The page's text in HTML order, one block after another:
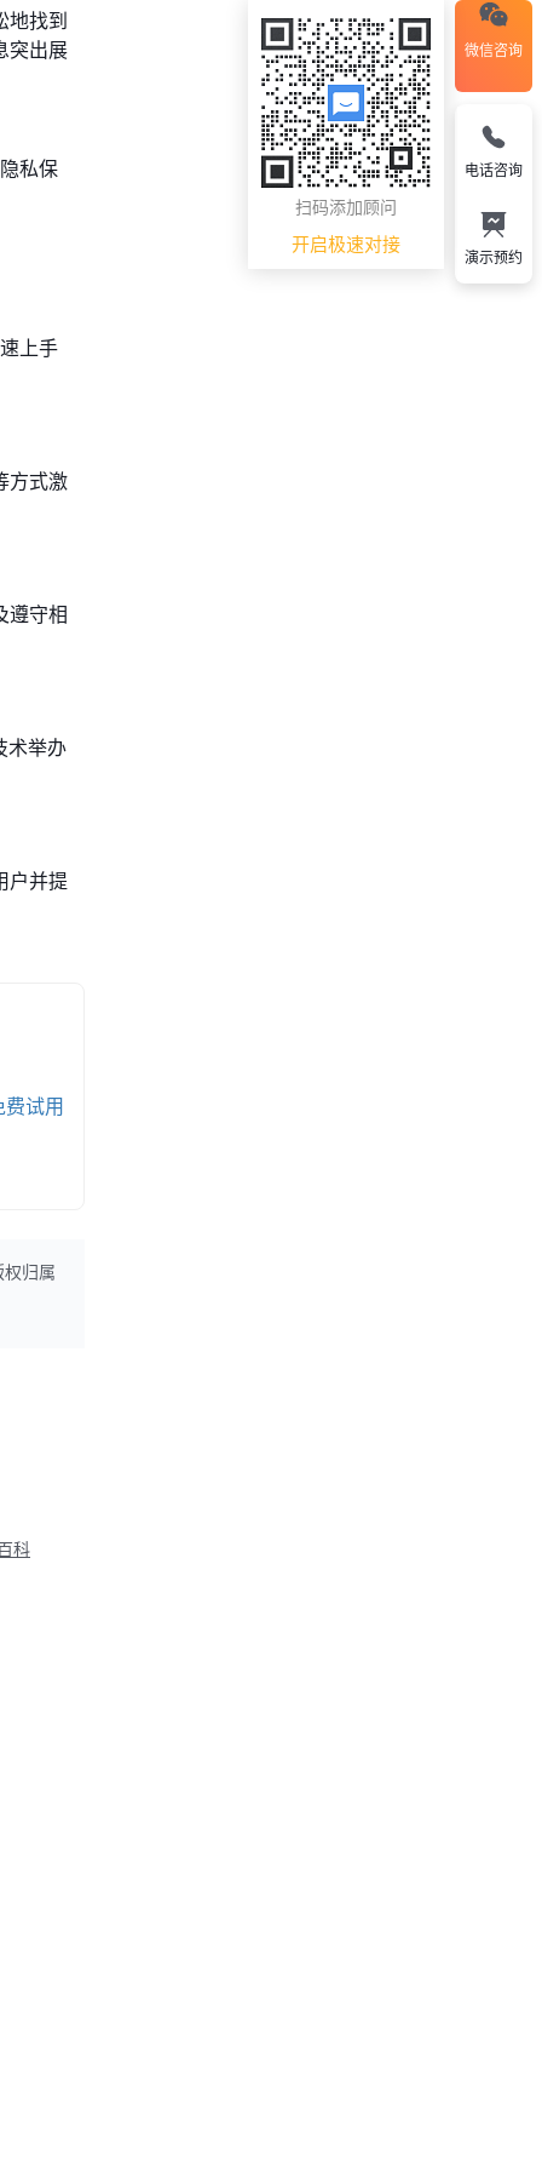
地找到
突出展
私保
上手
方式激
遵守相
术举办
户并提
费试用
权归属
科
微信咨询
扫码添加顾问
开启极速对接
电话咨询
演示预约